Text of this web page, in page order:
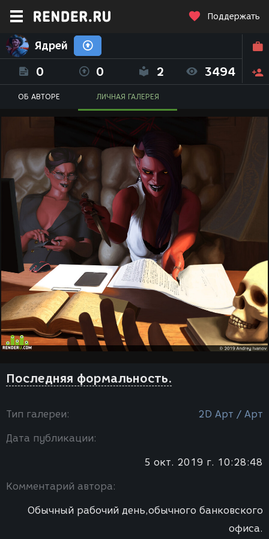
Поддержать
Ядрей
0 0 2 3494
ОБ АВТОРЕ ЛИЧНАЯ ГАЛЕРЕЯ
Последняя формальность.
Тип галереи: 2D Арт / Арт
Дата публикации:
5 окт. 2019 г. 10:28:48
Комментарий автора:
Обычный рабочий день,обычного банковского
офиса.